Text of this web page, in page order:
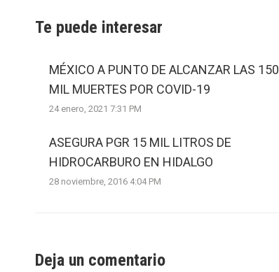
Te puede interesar
MÉXICO A PUNTO DE ALCANZAR LAS 150
MIL MUERTES POR COVID-19
24 enero, 2021 7:31 PM
ASEGURA PGR 15 MIL LITROS DE
HIDROCARBURO EN HIDALGO
28 noviembre, 2016 4:04 PM
Deja un comentario